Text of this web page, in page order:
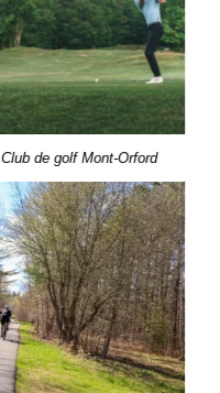
Club de golf Mont-Orford